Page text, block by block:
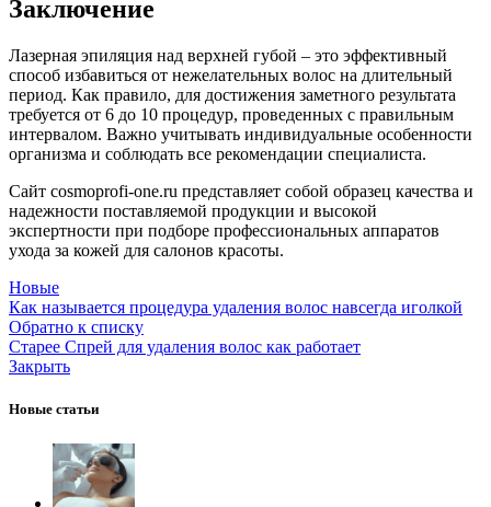
Заключение
Лазерная эпиляция над верхней губой – это эффективный
способ избавиться от нежелательных волос на длительный
период. Как правило, для достижения заметного результата
требуется от 6 до 10 процедур, проведенных с правильным
интервалом. Важно учитывать индивидуальные особенности
организма и соблюдать все рекомендации специалиста.
Сайт cosmoprofi-one.ru представляет собой образец качества и
надежности поставляемой продукции и высокой
экспертности при подборе профессиональных аппаратов
ухода за кожей для салонов красоты.
Новые
Как называется процедура удаления волос навсегда иголкой
Обратно к списку
Старее Спрей для удаления волос как работает
Закрыть
Новые статьи